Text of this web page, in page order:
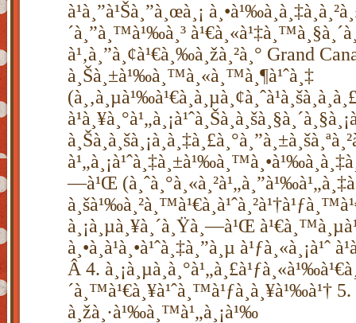
à¹à¸”à¹Šà¸”à¸œà¸¡
´à¸”à¸™à¹‰à¸³
à¹‚à¸”à¸¢à¹€à¸‰à¸žà¸²à¸° Grand
à¸Šà¸±à¹‰à¸™à¸«à¸™à¸¶à¹ˆà¸‡
—à¹Œ
à¸¡à¸µà¸¥à¸´à¸Ÿà¸—à¹Œ
à¸•à¸à¹à¸•à¹ˆà¸‡à¸”à¸µ à¹ƒà¸«à¸¡à¹ˆ
Â 4.
´à¸™à¹€à¸¥à¹ˆà¸™à¹ƒà¸à¸¥à¹‰à¹† 5.
à¸žà¸·à¹‰à¸™à¹„à¸¡à¹‰